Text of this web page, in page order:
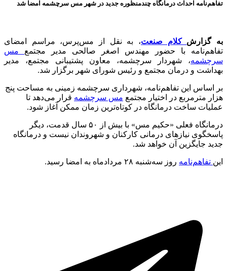
تفاهم‌نامه احداث درمانگاه چندمنظوره جدید در شهر مس سرچشمه امضا شد
به گزارش کلام صنعت، به نقل از مس‌پرس، مراسم امضای
تفاهم‌نامه با حضور مهندس اصغر صالحی مدیر مجتمع مس
سرچشمه، شهردار سرچشمه، معاون پشتیبانی مجتمع، مدیر
بهداشت و درمان مجتمع و رئیس شورای شهر برگزار شد.
بر اساس این تفاهم‌نامه، شهرداری سرچشمه زمینی به مساحت پنج
هزار مترمربع در اختیار مجتمع مس سرچشمه قرار می‌دهد تا
عملیات ساخت درمانگاه در کوتاه‌ترین زمان ممکن آغاز شود.
درمانگاه فعلی «حکیم مس» با بیش از ۵۰ سال قدمت، دیگر
پاسخگوی نیازهای درمانی کارکنان و شهروندان نیست و درمانگاه
جدید جایگزین آن خواهد شد.
این تفاهم‌نامه روز سه‌شنبه ۲۸ مردادماه به امضا رسید.